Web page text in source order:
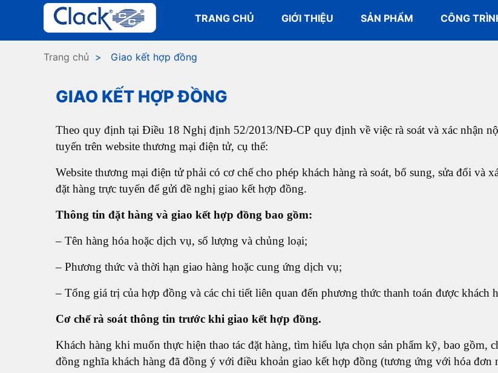
TRANG CHỦ GIỚI THIỆU SẢN PHẨM CÔNG
Trang chủ > Giao kết hợp đồng
GIAO KẾT HỢP ĐỒNG
Theo quy định tại Điều 18 Nghị định 52/2013/NĐ-CP quy định về việc rà soát và xác nhận
tuyến trên website thương mại điện tử, cụ thể:
Website thương mại điện tử phải có cơ chế cho phép khách hàng rà soát, bổ sung, sửa đổi và
đặt hàng trực tuyến để gửi đề nghị giao kết hợp đồng.
Thông tin đặt hàng và giao kết hợp đồng bao gồm:
– Tên hàng hóa hoặc dịch vụ, số lượng và chủng loại;
– Phương thức và thời hạn giao hàng hoặc cung ứng dịch vụ;
– Tổng giá trị của hợp đồng và các chi tiết liên quan đến phương thức thanh toán được khách
Cơ chế rà soát thông tin trước khi giao kết hợp đồng.
Khách hàng khi muốn thực hiện thao tác đặt hàng, tìm hiểu lựa chọn sản phẩm kỹ, bao gồm,
đồng nghĩa khách hàng đã đồng ý với điều khoản giao kết hợp đồng (tương ứng với hóa đơn